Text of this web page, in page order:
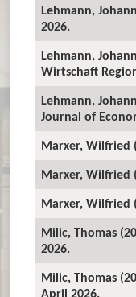
Lehmann,
2026.
Lehmann,
Wirtschaft
Lehmann,
Journal of
Marxer, Wilfried
Marxer, Wilfried
Marxer, Wilfried
Milic, Thomas
2026.
Milic, Thomas
April 2026.